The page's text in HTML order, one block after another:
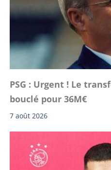
PSG : Urgent ! Le
bouclé pour 36M€
7 août 2026